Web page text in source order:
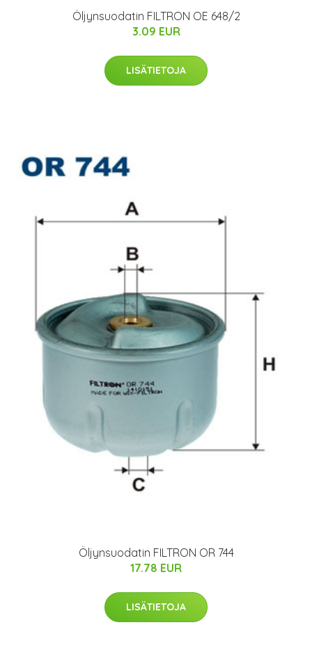
Öljynsuodatin FILTRON OE 648/2
3.09 EUR
LISÄTIETOJA
Öljynsuodatin FILTRON OR 744
17.78 EUR
LISÄTIETOJA